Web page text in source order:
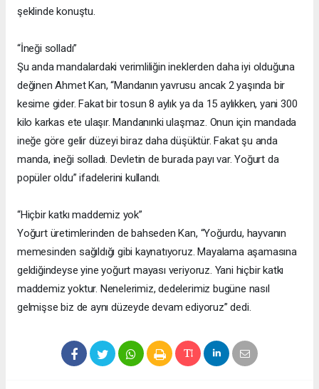
şeklinde konuştu.
“İneği solladı”
Şu anda mandalardaki verimliliğin ineklerden daha iyi olduğuna
değinen Ahmet Kan, “Mandanın yavrusu ancak 2 yaşında bir
kesime gider. Fakat bir tosun 8 aylık ya da 15 aylıkken, yani 300
kilo karkas ete ulaşır. Mandanınki ulaşmaz. Onun için mandada
ineğe göre gelir düzeyi biraz daha düşüktür. Fakat şu anda
manda, ineği solladı. Devletin de burada payı var. Yoğurt da
popüler oldu” ifadelerini kullandı.
“Hiçbir katkı maddemiz yok”
Yoğurt üretimlerinden de bahseden Kan, “Yoğurdu, hayvanın
memesinden sağıldığı gibi kaynatıyoruz. Mayalama aşamasına
geldiğindeyse yine yoğurt mayası veriyoruz. Yani hiçbir katkı
maddemiz yoktur. Nenelerimiz, dedelerimiz bugüne nasıl
gelmişse biz de aynı düzeyde devam ediyoruz” dedi.